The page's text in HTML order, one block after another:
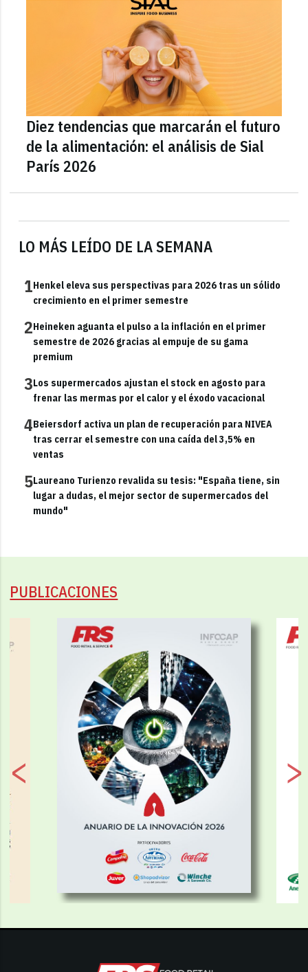
LO MÁS LEÍDO DE LA SEMANA
1Henkel eleva sus perspectivas para 2026 tras un sólido
crecimiento en el primer semestre
2Heineken aguanta el pulso a la inflación en el primer
semestre de 2026 gracias al empuje de su gama
premium
3Los supermercados ajustan el stock en agosto para
frenar las mermas por el calor y el éxodo vacacional
4Beiersdorf activa un plan de recuperación para NIVEA
tras cerrar el semestre con una caída del 3,5% en
ventas
5Laureano Turienzo revalida su tesis: "España tiene, sin
lugar a dudas, el mejor sector de supermercados del
mundo"
Diez tendencias que marcarán el futuro
de la alimentación: el análisis de Sial
París 2026
PUBLICACIONES